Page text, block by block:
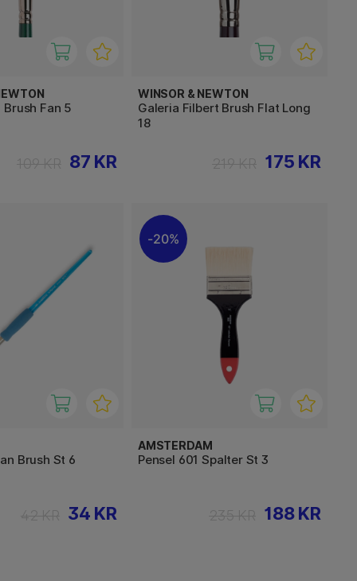
Fan 5
87 KR
WINSOR & NEWTON
Galeria Filbert Brush Flat Long
18
175 KR
Brush St 6
34 KR
20%
AMSTERDAM
Pensel 601 Spalter St 3
188 KR